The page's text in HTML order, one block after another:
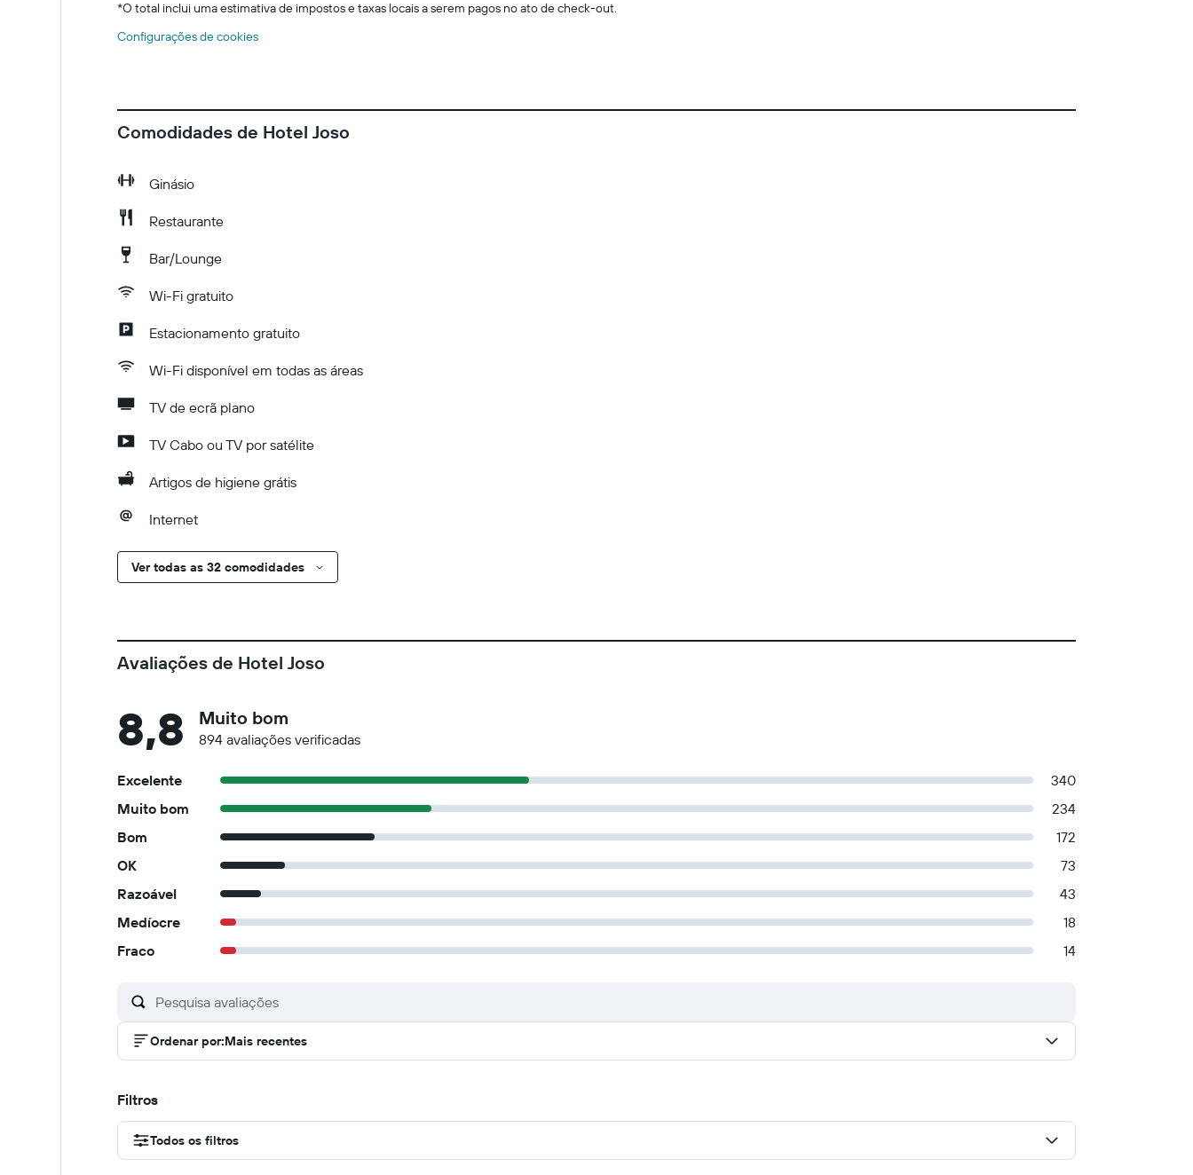
*O total inclui uma estimativa de impostos e taxas locais a serem pagos no ato de check-out.
Configurações de cookies
Comodidades de Hotel Joso
Ginásio
Restaurante
Bar/Lounge
Wi-Fi gratuito
Estacionamento gratuito
Wi-Fi disponível em todas as áreas
TV de ecrã plano
TV Cabo ou TV por satélite
Artigos de higiene grátis
Internet
Ver todas as 32 comodidades
Avaliações de Hotel Joso
8,8 Muito bom
894 avaliações verificadas
Excelente
340
Muito bom
234
Bom
172
OK
73
Razoável
43
Medíocre
18
Fraco
14
Ordenar por:Mais recentes
Filtros
Todos os filtros